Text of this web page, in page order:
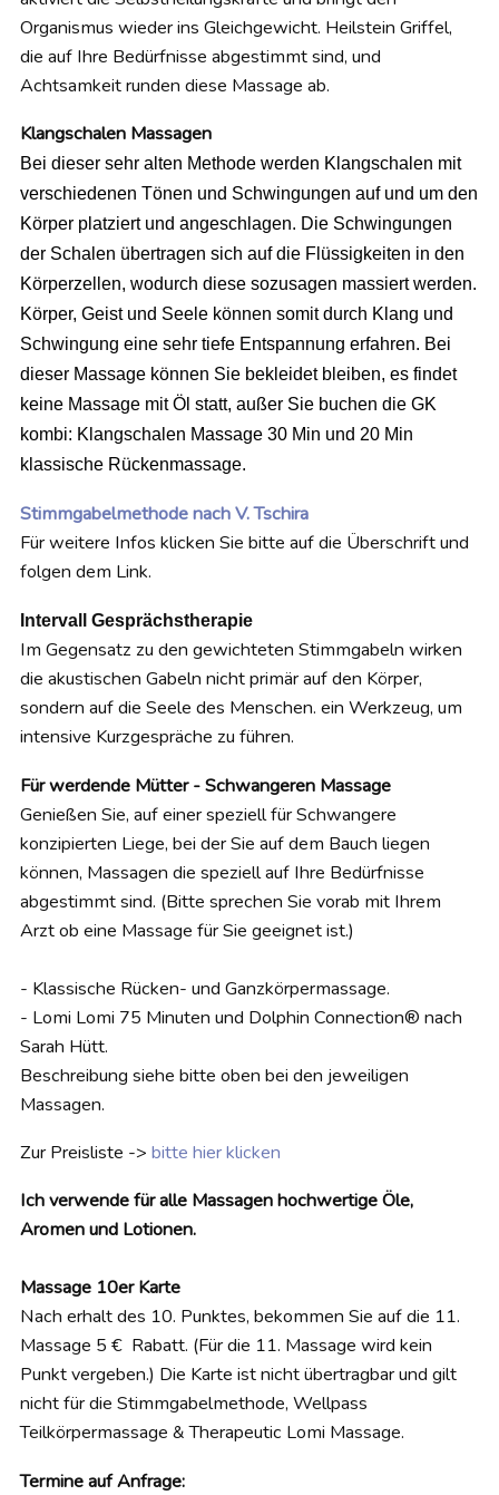
Organismus wieder ins Gleichgewicht. Heilstein Griffel,
die auf Ihre Bedürfnisse abgestimmt sind, und
Achtsamkeit runden diese Massage ab.
Klangschalen Massagen
Bei dieser sehr alten Methode werden Klangschalen mit
verschiedenen Tönen und Schwingungen auf und um den
Körper platziert und angeschlagen. Die Schwingungen
der Schalen übertragen sich auf die Flüssigkeiten in den
Körperzellen, wodurch diese sozusagen massiert werden.
Körper, Geist und Seele können somit durch Klang und
Schwingung eine sehr tiefe Entspannung erfahren. Bei
dieser Massage können Sie bekleidet bleiben, es findet
keine Massage mit Öl statt, außer Sie buchen die GK
kombi: Klangschalen Massage 30 Min und 20 Min
klassische Rückenmassage.
Stimmgabelmethode nach V. Tschira
Für weitere Infos klicken Sie bitte auf die Überschrift und
folgen dem Link.
Intervall Gesprächstherapie
Im Gegensatz zu den gewichteten Stimmgabeln wirken
die akustischen Gabeln nicht primär auf den Körper,
sondern auf die Seele des Menschen. ein Werkzeug, um
intensive Kurzgespräche zu führen.
Für werdende Mütter - Schwangeren Massage
Genießen Sie, auf einer speziell für Schwangere
konzipierten Liege, bei der Sie auf dem Bauch liegen
können, Massagen die speziell auf Ihre Bedürfnisse
abgestimmt sind. (Bitte sprechen Sie vorab mit Ihrem
Arzt ob eine Massage für Sie geeignet ist.)
- Klassische Rücken- und Ganzkörpermassage.
- Lomi Lomi 75 Minuten und Dolphin Connection® nach
Sarah Hütt.
Beschreibung siehe bitte oben bei den jeweiligen
Massagen.
Zur Preisliste -> bitte hier klicken
Ich verwende für alle Massagen hochwertige Öle,
Aromen und Lotionen.
Massage 10er Karte
Nach erhalt des 10. Punktes, bekommen Sie auf die 11.
Massage 5 € Rabatt. (Für die 11. Massage wird kein
Punkt vergeben.) Die Karte ist nicht übertragbar und gilt
nicht für die Stimmgabelmethode, Wellpass
Teilkörpermassage & Therapeutic Lomi Massage.
Termine auf Anfrage: